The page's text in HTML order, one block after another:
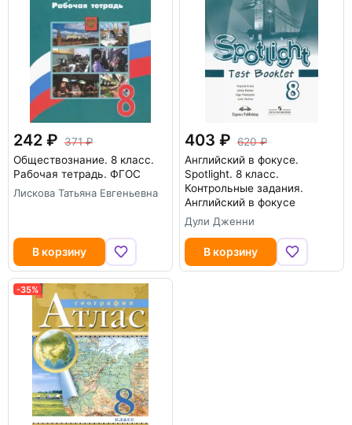
242
371
Обществознание. 8 класс.
Рабочая тетрадь. ФГОС
Лискова Татьяна Евгеньевна
В корзину
403
620
Английский в фокусе.
Spotlight. 8 класс.
Контрольные задания.
Английский в фокусе
Дули Дженни
В корзину
-35%